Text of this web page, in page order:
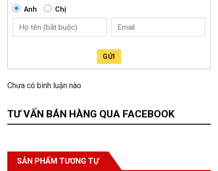
Anh Chị
GỬI
Chưa có bình luận nào
TƯ VẤN BÁN HÀNG QUA FACEBOOK
SẢN PHẨM TƯƠNG TỰ